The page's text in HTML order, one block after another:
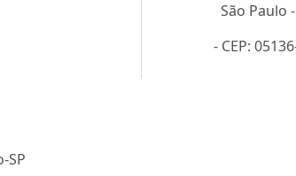
São Paulo
- CEP:
SP